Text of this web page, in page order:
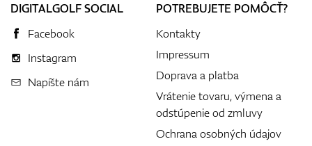
DIGITALGOLF SOCIAL
Facebook
Instagram
Napíšte nám
POTREBUJETE POMÔCŤ?
Kontakty
Impressum
Doprava a platba
Vrátenie tovaru, výmena a
odstúpenie od zmluvy
Ochrana osobných údajov